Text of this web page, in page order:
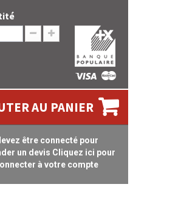
AU PANIER
être connecté pour
un devis Cliquez ici pour
à votre compte